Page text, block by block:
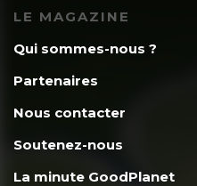
LE MAGAZINE
Qui sommes-nous ?
Partenaires
Nous contacter
Soutenez-nous
La minute GoodPlanet